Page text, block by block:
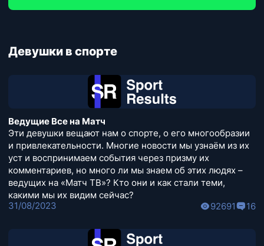
Девушки в спорте
Ведущие Все на Матч
Эти девушки вещают нам о спорте, о его многообразии
и привлекательности. Многие новости мы узнаём из их
уст и воспринимаем события через призму их
комментариев, но много ли мы знаем об этих людях –
ведущих на «Матч ТВ»? Кто они и как стали теми,
какими мы их видим сейчас?
31/08/2023
92691 16